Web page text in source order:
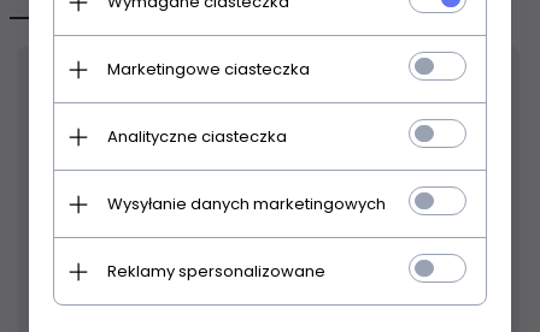
Marketingowe ciasteczka
Analityczne ciasteczka
Wysyłanie danych marketingowych
Reklamy spersonalizowane